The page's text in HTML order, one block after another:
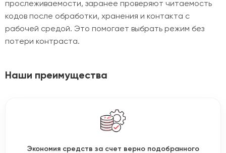
прослеживаемости, заранее проверяют читаемость
кодов после обработки, хранения и контакта с
рабочей средой. Это помогает выбрать режим без
потери контраста.
Наши преимущества
Экономия средств за счет верно подобранного